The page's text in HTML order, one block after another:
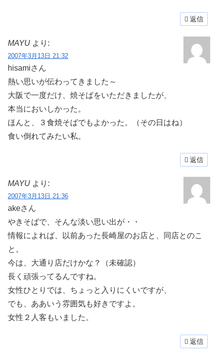
返信
MAYU より:
2007年3月13日 21:32
hisamiさん
熱い思いが伝わってきました～
大阪で一度だけ、焼そばをいただきましたが、
本当においしかった。
ほんと、３食焼そばでもよかった。（その日はね）
食い倒れてみたい私。
返信
MAYU より:
2007年3月13日 21:36
akeさん
やきそばで、そんな淡い思い出が・・
情報によれば、以前あった長崎屋のお店と、同店とのこ
と。
今は、大通り店だけかな？（未確認）
長く頑張ってるんですね。
女性ひとりでは、ちょっと入りにくいですが、
でも、ああいう雰囲気も好きですよ。
女性２人客もいました。
返信